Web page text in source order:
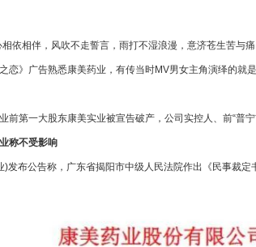
相依相伴，风吹不走誓言，雨打不湿浪漫，意济苍生苦与
恋》广告熟悉康美药业，有传当时MV男女主角演绎的就
前第一大股东康美实业被宣告破产，公司实控人、前“普宁
称不受影响
)发布公告称，广东省揭阳市中级人民法院作出《民事裁